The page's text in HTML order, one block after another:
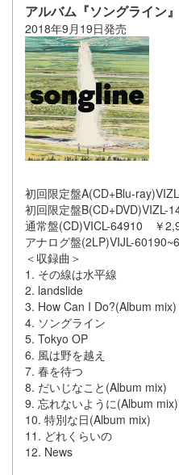
アルバム『ソングライン』
2018年9月19日発売
初回限定盤A(CD+Blu-
初回限定盤
通常盤(CD)VICL-64910 ￥
アナログ盤(2LP)VIJL-
＜収録曲＞
1. その線は水平線
2. landslide
3. How Can I Do?(Album mix)
4. ソングライン
5. Tokyo OP
6. 風は野を越え
7. 春を待つ
8. だいじなこと(Album mix)
9. 忘れないように(Album mix)
10. 特別な日(Album mix)
11. どれくらいの
12. News